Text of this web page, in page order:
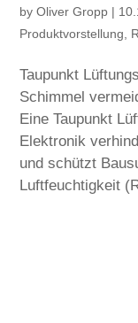
byOliver Gropp |
Produktvorstellung
Taupunkt
Schimmel
Eine Taupunkt
Elektronik
und schützt
Luftfeuchtigkeit